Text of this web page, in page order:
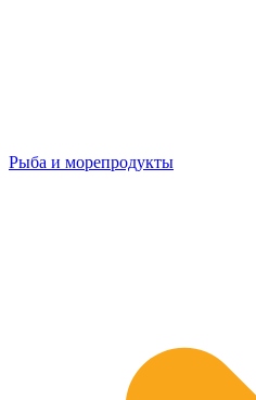
Рыба и морепродукты